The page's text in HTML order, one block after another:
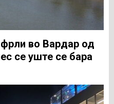
во Вардар од
се уште се бара